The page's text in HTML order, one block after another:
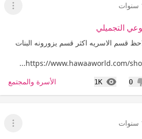
عرض
التجميلي
قسم الاسريه اكثر قسم يزورونه البنات
https://www.hawaaworld.com/
إعجاب
0
1K
المشاهدات الأسرة والمجتمع
عرض